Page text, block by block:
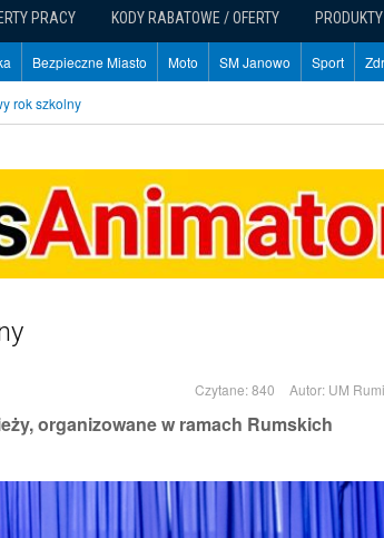
PRACY KODY RABATOWE / OFERTY
Bezpieczne Miasto Moto SM Janowo Sport
rok szkolny
Czytane: 840 Autor: UM
organizowane w ramach Rumskich